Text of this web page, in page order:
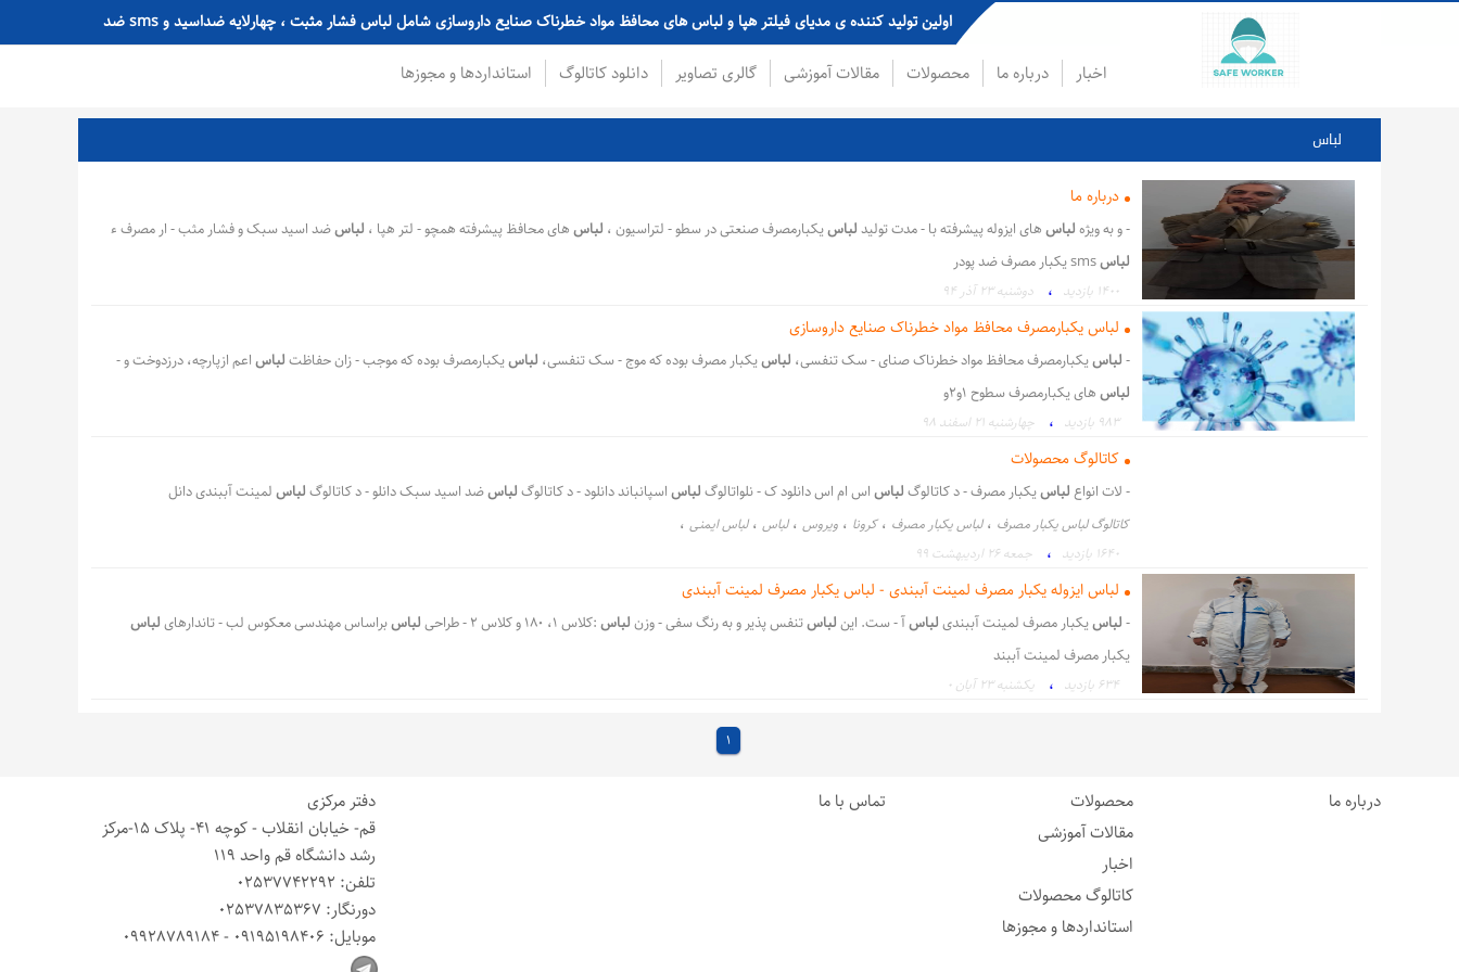
اولین تولید کننده ی مدیای فیلتر هپا و لباس های محافظ مواد خطرناک صنایع داروسازی شامل لباس فشار مثبت ، چهارلایه ضداسید و sms ضد
پودر در کشور
اخبار درباره ما محصولات مقالات آموزشی گالری تصاویر دانلود کاتالوگ استانداردها و مجوزها
لباس
درباره ما
- و به ویژه لباس های ایزوله پیشرفته با - مدت تولید لباسیکبارمصرف صنعتی در سطو - لتراسیون ، لباس های محافظ پیشرفته همچو - لتر هپا ، لباسضد اسید سبک و فشار مثب - ار مصرف ء
لباسsms یکبار مصرف ضد پودر
هپا، فیلتر هپا ، فیلتر،لباس اس ام اس 1400 بازدید ، دوشنبه ۲۳ آذر ۹۴
لباس یکبارمصرف محافظ مواد خطرناک صنایع داروسازی
- لباسیکبارمصرف محافظ مواد خطرناک صنای - سک تنفسی، لباسیکبار مصرف بوده که موج - سک تنفسی، لباسیکبارمصرف بوده که موجب - زان حفاظت لباس اعم ازپارچه، درزدوخت و -
لباس های یکبارمصرف سطوح 1و2و
لباس یکبار مصرف ،لباس صنعتی،ایمنی 983 بازدید ، چهارشنبه ۲۱ اسفند ۹۸
کاتالوگ محصولات
- لات انواع لباسیکبار مصرف - د کاتالوگ لباس اس ام اس دانلود ک - نلواتالوگ لباس اسپانباند دانلود - د کاتالوگ لباسضد اسید سبک دانلو - د کاتالوگ لباس لمینت آببندی دانل
کاتالوگ لباس یکبار مصرف ،لباس یکبار مصرف ،کرونا ، ویروس ،لباس ،لباس ایمنی ،
1640 بازدید ، جمعه ۲۶ اردیبهشت ۹۹
لباس ایزوله یکبار مصرف لمینت آببندی - لباس یکبار مصرف لمینت آببندی
- لباسیکبار مصرف لمینت آببندی لباسآ - ست. این لباستنفس پذیر و به رنگ سفی - وزن لباس :کلاس 1، 180 و کلاس 2 - طراحی لباسبراساس مهندسی معکوس لب - تاندارهای لباس
یکبار مصرف لمینت آببند
لباس یکبارمصرف آببند،صنایع داروسازی 634 بازدید ، يكشنبه ۲۳ آبان ۰
1
درباره ما
محصولات
مقالات آموزشی
اخبار
کاتالوگ محصولات
استانداردها و مجوزها
تماس با ما
دفتر مرکزی
قم- خیابان انقلاب - کوچه 41- پلاک 15-مرکز
رشد دانشگاه قم واحد 119
تلفن: 02537742292
دورنگار: 02537835367
موبایل: 09195198406 - 09928789184